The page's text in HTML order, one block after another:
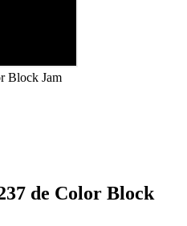
Block Jam
de Color Block